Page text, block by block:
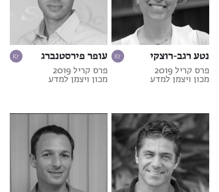
נטע רגב-רוצקי
פרס קריל 2019
מכון ויצמן למדע
עופר פירסטנברג
פרס קריל 2019
מכון ויצמן למדע